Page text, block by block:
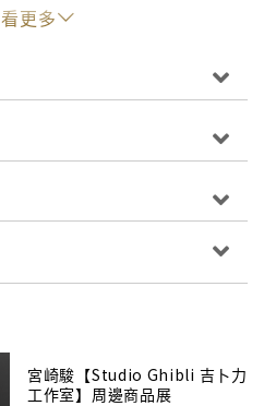
和平共處之道嗎？」
，慘劇之幕斷開了一切。在
邁向理解，而他們所發現的
更多
宮崎駿【Studio Ghibli 吉卜力
工作室】周邊商品展